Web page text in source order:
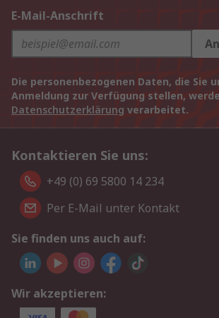
E-Mail-Anschrift
Die personenbezogenen Daten, die Sie
Anmeldung zur Verfügung stellen,
Datenschutzerklärung verarbeitet.
Kontaktieren Sie uns:
+49 (0) 69 5800 14 234
Per E-Mail unter Kontakt
Sie finden uns auch auf:
Wir akzeptieren: